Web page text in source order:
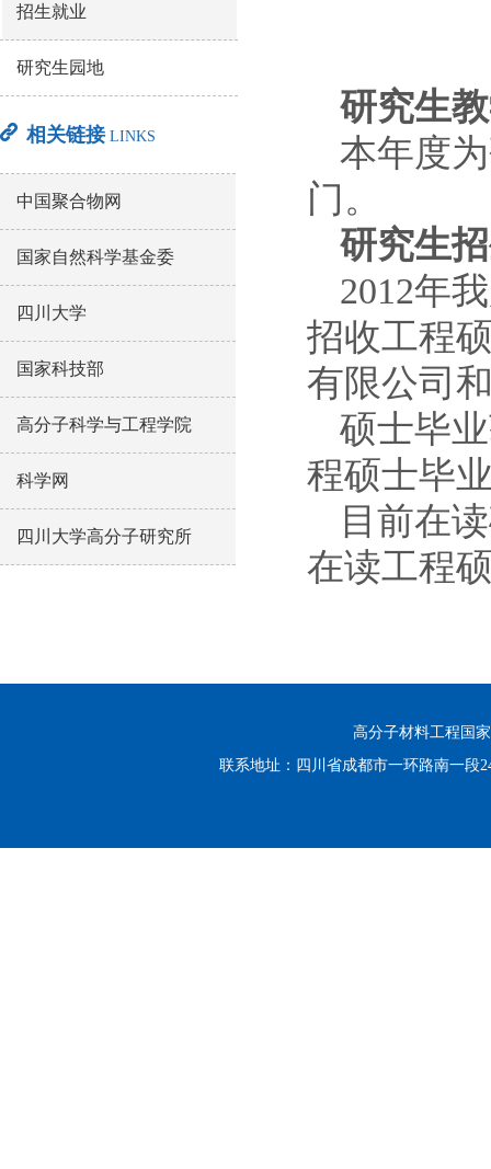
招生就业
研究生园地
相关链接LINKS
中国聚合物网
国家自然科学基金委
四川大学
国家科技部
高分子科学与工程学院
科学网
四川大学高分子研究所
研究生
本年度
门。
研究生
2012年
招收工程
有限公司
硕士毕
程硕士毕
目前在
在读工程
高分子材料工程国
联系地址：四川省成都市一环路南一段